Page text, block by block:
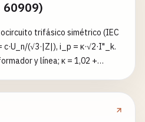
60909)
trifásico simétrico (IEC
(√3·|Z|), i_p = κ·√2·I"_k.
y línea; κ = 1,02 +